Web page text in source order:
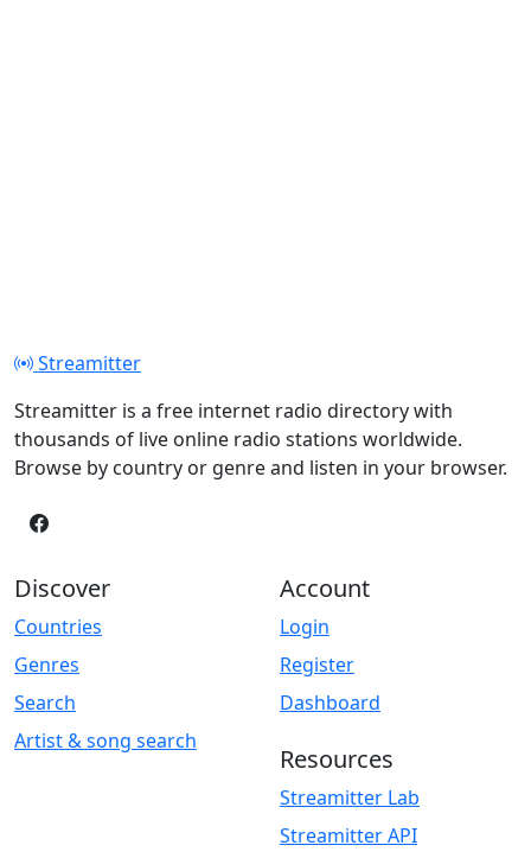
Streamitter
Streamitter is a free internet radio directory with
thousands of live online radio stations worldwide.
Browse by country or genre and listen in your browser.
Discover
Countries
Genres
Search
Artist & song search
Account
Login
Register
Dashboard
Resources
Streamitter Lab
Streamitter API